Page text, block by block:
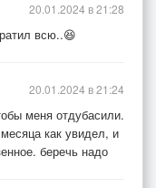
всю..😆
20.01.2024 в 21:28
меня отдубасили.
как увидел, и
беречь надо
20.01.2024 в 21:24